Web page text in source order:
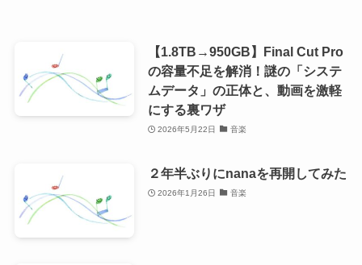
【1.8TB→950GB】Final Cut Pro
の容量不足を解消！謎の「システ
ムデータ」の正体と、動画を激軽
にする裏ワザ
2026年5月22日 音楽
２年半ぶりにnanaを再開してみた
2026年1月26日 音楽